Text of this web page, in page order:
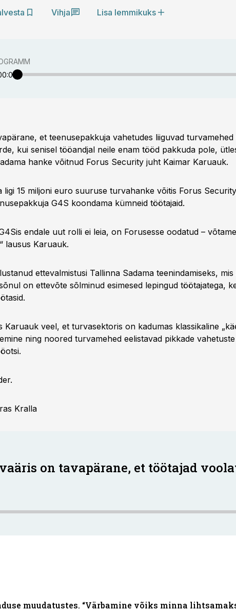
Vihja Lisa lemmikuks
et teenusepakkuja vahetudes liiguvad turvamehed
kui senisel tööandjal neile enam tööd pakkuda pole,
hanke võitnud Forus Security juht Kaimar Karuauk.
ligi 15 miljoni euro suuruse turvahanke võitis Forus
G4S koondama kümneid töötajaid.
endale uut rolli ei leia, on Forusesse oodatud –
lausus Karuauk.
ettevalmistusi Tallinna Sadama teenindamiseks, mis
on ettevõte sõlminud esimesed lepingud töötajatega,
Karuauk veel, et turvasektoris on kadumas klassikaline
ning noored turvamehed eelistavad pikkade
Kralla
on tavapärane, et töötajad
muudatustes. “Värbamine võiks minna